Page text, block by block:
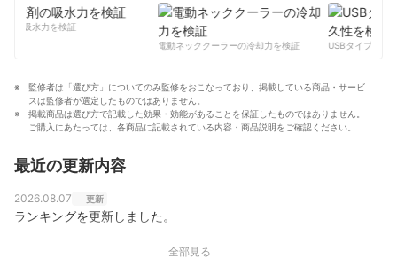
ストな商品を選んでもらうために、毎日コンテンツを制
コンテンツ制作チームのプロフィール
の吸水力を検証
電動ネッククーラーの冷却力を検証
USBタイプCケー
監修者は「選び方」についてのみ監修をおこなっており、掲載している商品・サービ
スは監修者が選定したものではありません。
掲載商品は選び方で記載した効果・効能があることを保証したものではありません。
ご購入にあたっては、各商品に記載されている内容・商品説明をご確認ください。
最近の更新内容
2026.08.07 更新
ランキングを更新しました。
全部見る